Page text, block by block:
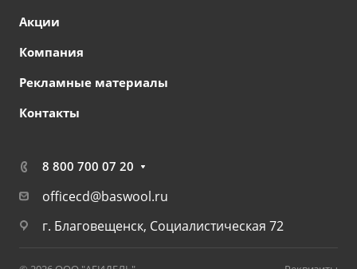
Акции
Компания
Рекламные материалы
Контакты
8 800 700 07 20
officecd@baswool.ru
г. Благовещенск, Социалистическая 72